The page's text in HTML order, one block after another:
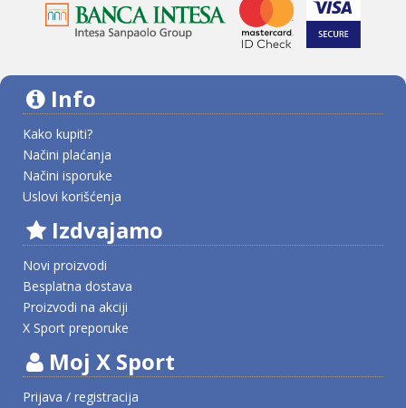
Info
Kako kupiti?
Načini plaćanja
Načini isporuke
Uslovi korišćenja
Izdvajamo
Novi proizvodi
Besplatna dostava
Proizvodi na akciji
X Sport preporuke
Moj X Sport
Prijava / registracija